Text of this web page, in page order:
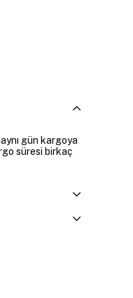
gün kargoya
süresi birkaç